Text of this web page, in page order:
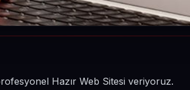
Hazır Web Sitesi veriyoruz.